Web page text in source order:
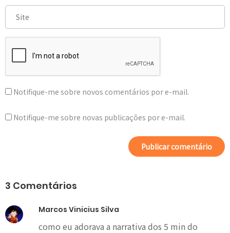
Notifique-me sobre novos comentários por e-mail.
Notifique-me sobre novas publicações por e-mail.
3 Comentários
Marcos Vinicius Silva
como eu adorava a narrativa dos 5 min do